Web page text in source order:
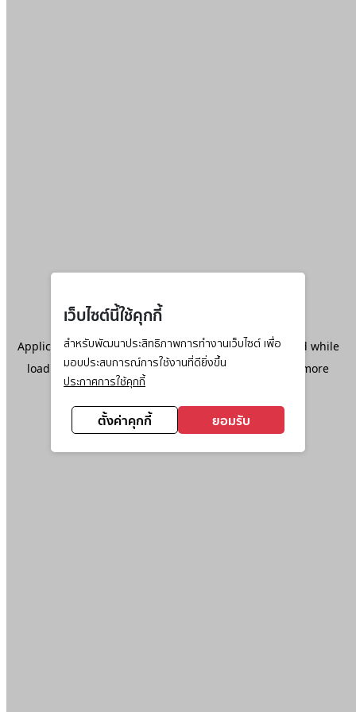
เว็บไซต์นี้ใช้คุกกี้
สำหรับพัฒนาประสิทธิภาพการทำงานเว็บไซต์ เพื่อ
มอบประสบการณ์การใช้งานที่ดียิ่งขึ้น
ประกาศการใช้คุกกี้
ตั้งค่าคุกกี้ ยอมรับ
Application error: aclient-side exception has occurred while
loadingwww.ktc.co.th(see the browser console
for more
information).